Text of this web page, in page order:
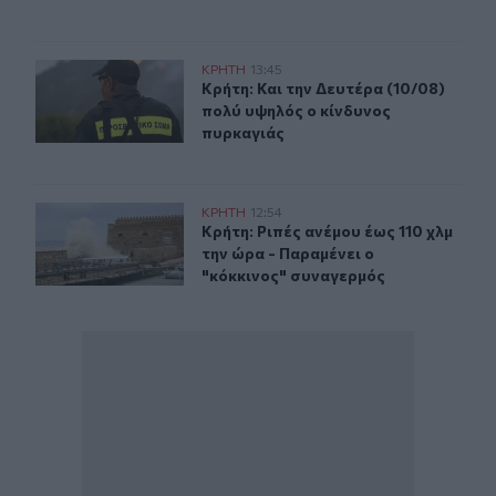
Κρήτη: Και την Δευτέρα (10/08) πολύ υψηλός ο
ΚΡΗΤΗ 13:45
Κρήτη: Και την Δευτέρα (10/08)
Κρήτη: Και την Δευτέρα (10/08)
πολύ υψηλός ο κίνδυνος
πυρκαγιάς
Κρήτη: Ριπές ανέμου έως 110 χλμ την ώρα - Παραμένει
ΚΡΗΤΗ 12:54
Κρήτη: Ριπές ανέμου έως 110 χλμ
Κρήτη: Ριπές ανέμου έως 110 χλμ
την ώρα - Παραμένει ο
"κόκκινος" συναγερμός